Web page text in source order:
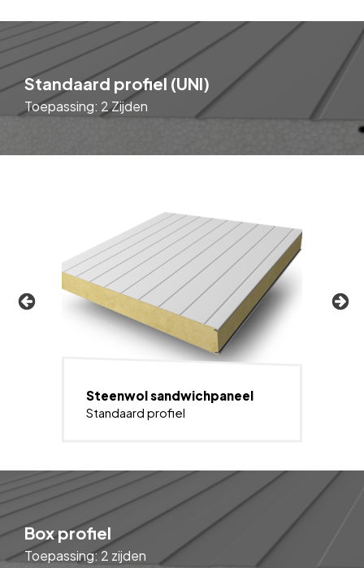
Standaard profiel (UNI)
Toepassing: 2 Zijden
Steenwol sandwichpaneel
Standaard profiel
Box profiel
Toepassing: 2 zijden